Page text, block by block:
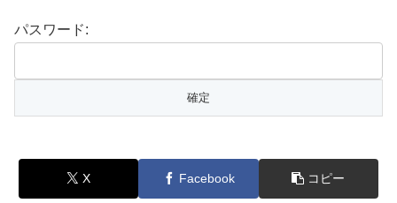
パスワード:
X Facebook コピー